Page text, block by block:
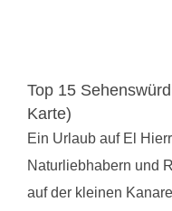
Top 15
Karte)
Ein Urlaub auf El
Naturliebhabern und
auf der kleinen